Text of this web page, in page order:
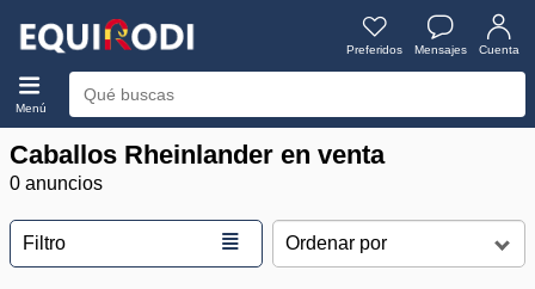
Preferidos Mensajes Cuenta
Menú
Caballos Rheinlander en venta
0 anuncios
Filtro ≣